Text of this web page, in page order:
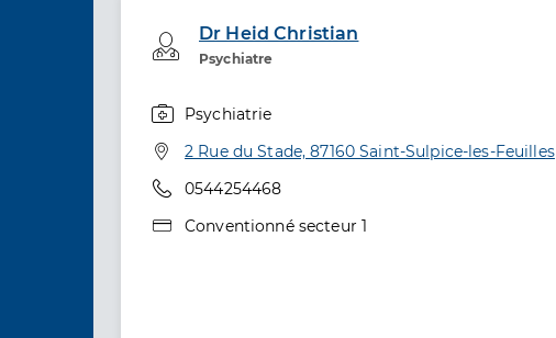
Dr Heid Christian
Psychiatre
Professionel de santé
Psychiatrie
Adresse
2 Rue du Stade, 87160 Saint-Sulpice-les-Feuilles
Téléphone
0544254468
Type de convention
Conventionné secteur 1